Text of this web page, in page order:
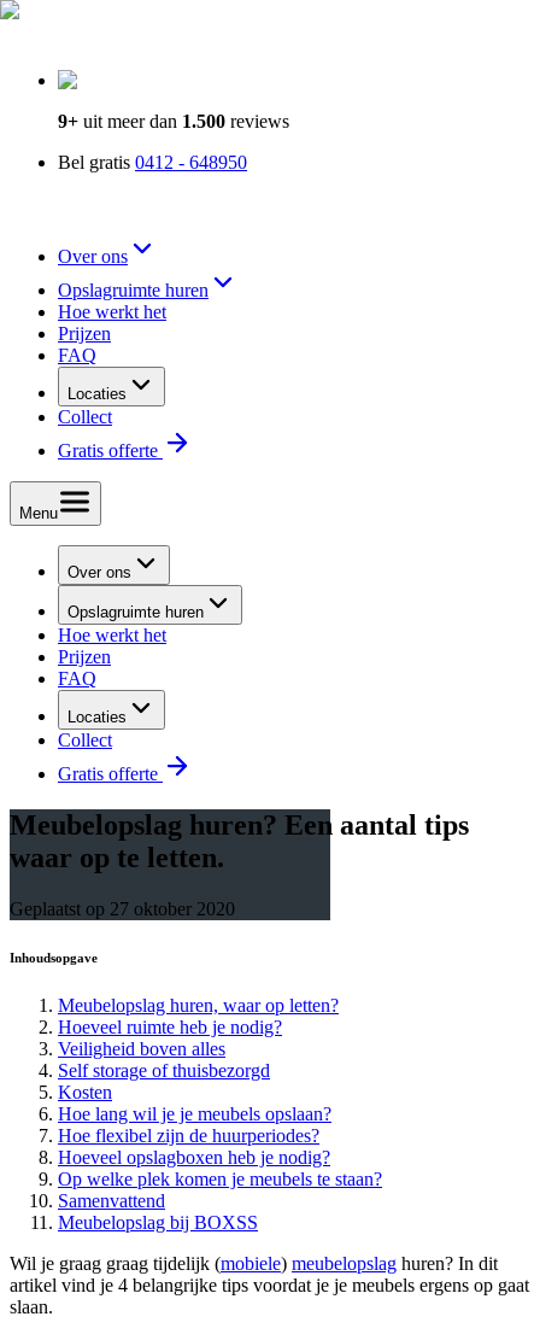
9+ uit meer dan 1.500 reviews
Bel gratis 0412 - 648950
Over ons
Opslagruimte huren
Hoe werkt het
Prijzen
FAQ
Locaties
Collect
Gratis offerte
Menu
Over ons
Opslagruimte huren
Hoe werkt het
Prijzen
FAQ
Locaties
Collect
Gratis offerte
Meubelopslag huren? Een aantal tips
waar op te letten.
Geplaatst op 27 oktober 2020
Inhoudsopgave
Meubelopslag huren, waar op letten?
Hoeveel ruimte heb je nodig?
Veiligheid boven alles
Self storage of thuisbezorgd
Kosten
Hoe lang wil je je meubels opslaan?
Hoe flexibel zijn de huurperiodes?
Hoeveel opslagboxen heb je nodig?
Op welke plek komen je meubels te staan?
Samenvattend
Meubelopslag bij BOXSS
Wil je graag graag tijdelijk (mobiele) meubelopslag huren? In dit
artikel vind je 4 belangrijke tips voordat je je meubels ergens op gaat
slaan.